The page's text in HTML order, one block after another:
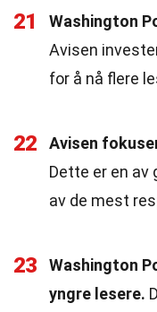
21
Washington
Avisen
for å nå flere
22
Avisen
Dette er en av
av de mest
23
Washington
yngre lesere.